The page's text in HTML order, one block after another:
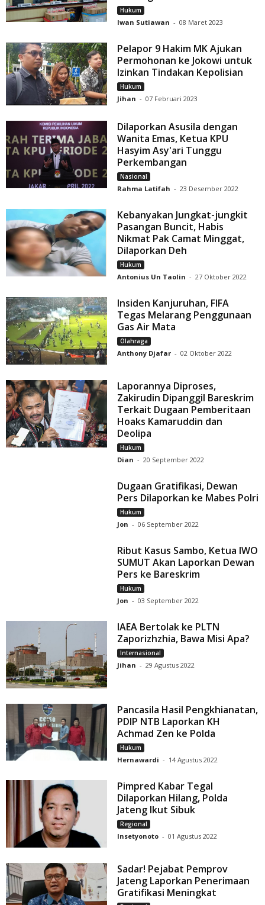
Hukum
Iwan Sutiawan - 08 Maret 2023
Pelapor 9 Hakim MK Ajukan
Permohonan ke Jokowi untuk
Izinkan Tindakan Kepolisian
Hukum
Jihan - 07 Februari 2023
Dilaporkan Asusila dengan
Wanita Emas, Ketua KPU
Hasyim Asy'ari Tunggu
Perkembangan
Nasional
Rahma Latifah - 23 Desember 2022
Kebanyakan Jungkat-jungkit
Pasangan Buncit, Habis
Nikmat Pak Camat Minggat,
Dilaporkan Deh
Hukum
Antonius Un Taolin - 27 Oktober 2022
Insiden Kanjuruhan, FIFA
Tegas Melarang Penggunaan
Gas Air Mata
Olahraga
Anthony Djafar - 02 Oktober 2022
Laporannya Diproses,
Zakirudin Dipanggil Bareskrim
Terkait Dugaan Pemberitaan
Hoaks Kamaruddin dan
Deolipa
Hukum
Dian - 20 September 2022
Dugaan Gratifikasi, Dewan
Pers Dilaporkan ke Mabes Polri
Hukum
Jon - 06 September 2022
Ribut Kasus Sambo, Ketua IWO
SUMUT Akan Laporkan Dewan
Pers ke Bareskrim
Hukum
Jon - 03 September 2022
IAEA Bertolak ke PLTN
Zaporizhzhia, Bawa Misi Apa?
Internasional
Jihan - 29 Agustus 2022
Pancasila Hasil Pengkhianatan,
PDIP NTB Laporkan KH
Achmad Zen ke Polda
Hukum
Hernawardi - 14 Agustus 2022
Pimpred Kabar Tegal
Dilaporkan Hilang, Polda
Jateng Ikut Sibuk
Regional
Insetyonoto - 01 Agustus 2022
Sadar! Pejabat Pemprov
Jateng Laporkan Penerimaan
Gratifikasi Meningkat